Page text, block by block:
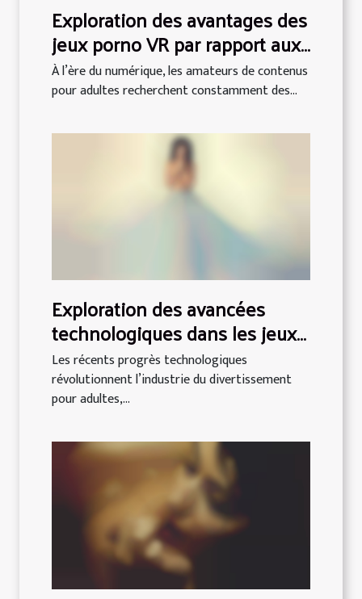
Exploration des avantages des
jeux porno VR par rapport aux
vidéos traditionnelles
À l’ère du numérique, les amateurs de contenus
pour adultes recherchent constamment des...
Exploration des avancées
technologiques dans les jeux
porno VR
Les récents progrès technologiques
révolutionnent l’industrie du divertissement
pour adultes,...